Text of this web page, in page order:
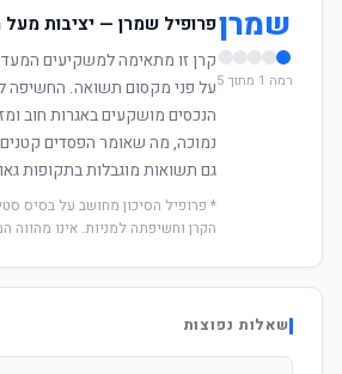
שמרן
רמה 1 מתוך 5
פרופיל שמרן — יציבות מעל
קרן זו מתאימה למשקיעים
על פני מקסום תשואה. החשיפה
הנכסים מושקעים באגרות חוב
נמוכה, מה שאומר הפסדים
גם תשואות מוגבלות בתקופות
* פרופיל הסיכון מחושב על בסיס
הקרן וחשיפתה למניות. אינו
שאלות נפוצות